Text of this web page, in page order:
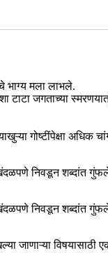
भाग्य मला लाभले.
टाटा जगताच्या
गोष्टींपेक्षा
निवडून
निवडून
जाणाऱ्या विषयासाठी